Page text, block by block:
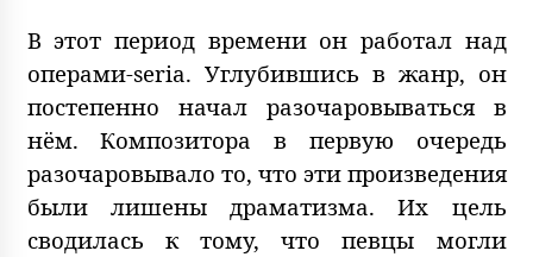
В этот период времени он работал над
операми-seria. Углубившись в жанр, он
постепенно начал разочаровываться в
нём. Композитора в первую очередь
разочаровывало то, что эти произведения
были лишены драматизма. Их цель
сводилась к тому, что певцы могли